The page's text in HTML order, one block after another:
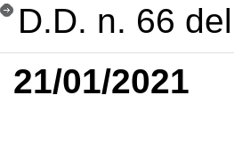
D.D. n. 66
21/01/2021